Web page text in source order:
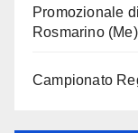
Promozionale
Rosmarino (Me)
Campionato